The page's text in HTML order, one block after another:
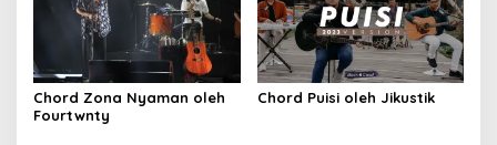
Chord Zona Nyaman oleh
Fourtwnty
Chord Puisi oleh Jikustik